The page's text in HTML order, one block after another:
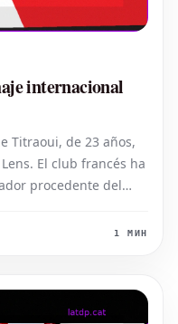
internacional
Titraoui, de 23 años,
El club francés ha
procedente del
argelino Yacine
1 МИН